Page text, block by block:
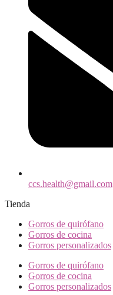
ccs.health@gmail.com
Tienda
Gorros de quirófano
Gorros de cocina
Gorros personalizados
Gorros de quirófano
Gorros de cocina
Gorros personalizados